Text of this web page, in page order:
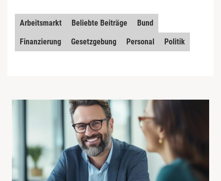
Arbeitsmarkt Beliebte Beiträge
Bund
Finanzierung
Gesetzgebung Personal Politik